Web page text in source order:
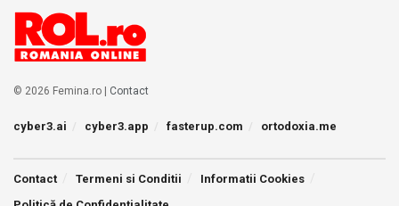
© 2026 Femina.ro | Contact
cyber3.ai cyber3.app fasterup.com ortodoxia.me
Contact Termeni si Conditii
Informatii Cookies